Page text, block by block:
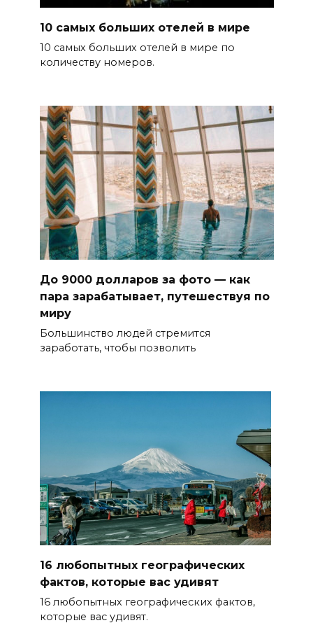
10 самых больших отелей в мире
10 самых больших отелей в мире по
количеству номеров.
До 9000 долларов за фото — как
пара зарабатывает, путешествуя по
миру
Большинство людей стремится
заработать, чтобы позволить
16 любопытных географических
фактов, которые вас удивят
16 любопытных географических фактов,
которые вас удивят.